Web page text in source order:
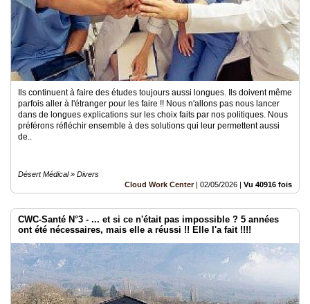
Ils continuent à faire des études toujours aussi longues. Ils doivent même
parfois aller à l'étranger pour les faire !! Nous n'allons pas nous lancer
dans de longues explications sur les choix faits par nos politiques. Nous
préférons réfléchir ensemble à des solutions qui leur permettent aussi
de..
Désert Médical » Divers
Cloud Work Center| 02/05/2026 | Vu 40916 fois
CWC-Santé N°3 - ... et si ce n'était pas impossible ? 5 années
ont été nécessaires, mais elle a réussi !! Elle l'a fait !!!!